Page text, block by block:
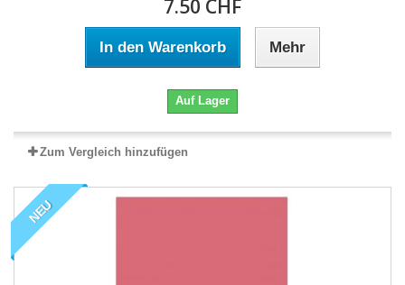
7.50 CHF
In den Warenkorb Mehr
Auf Lager
Zum Vergleich hinzufügen
NEU